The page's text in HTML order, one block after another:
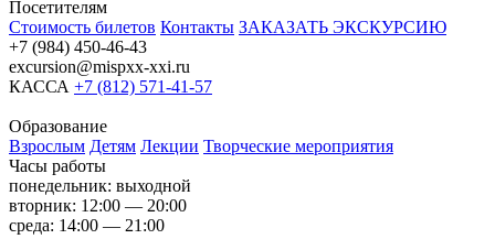
Посетителям
Стоимость билетов Контакты ЗАКАЗАТЬ ЭКСКУРСИЮ
+7 (984) 450-46-43
excursion@mispxx-xxi.ru
КАССА +7 (812) 571-41-57
Образование
Взрослым Детям Лекции Творческие мероприятия
Часы работы
понедельник: выходной
вторник: 12:00 — 20:00
среда: 14:00 — 21:00